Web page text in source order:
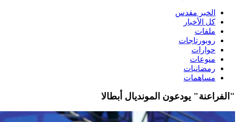
الخبر مقدس
كل الأخبار
ملفات
روبورتاجات
حوارات
منوعات
رمضانيات
مساهمات
"الفراعنة" يودعون المونديال أبطالا